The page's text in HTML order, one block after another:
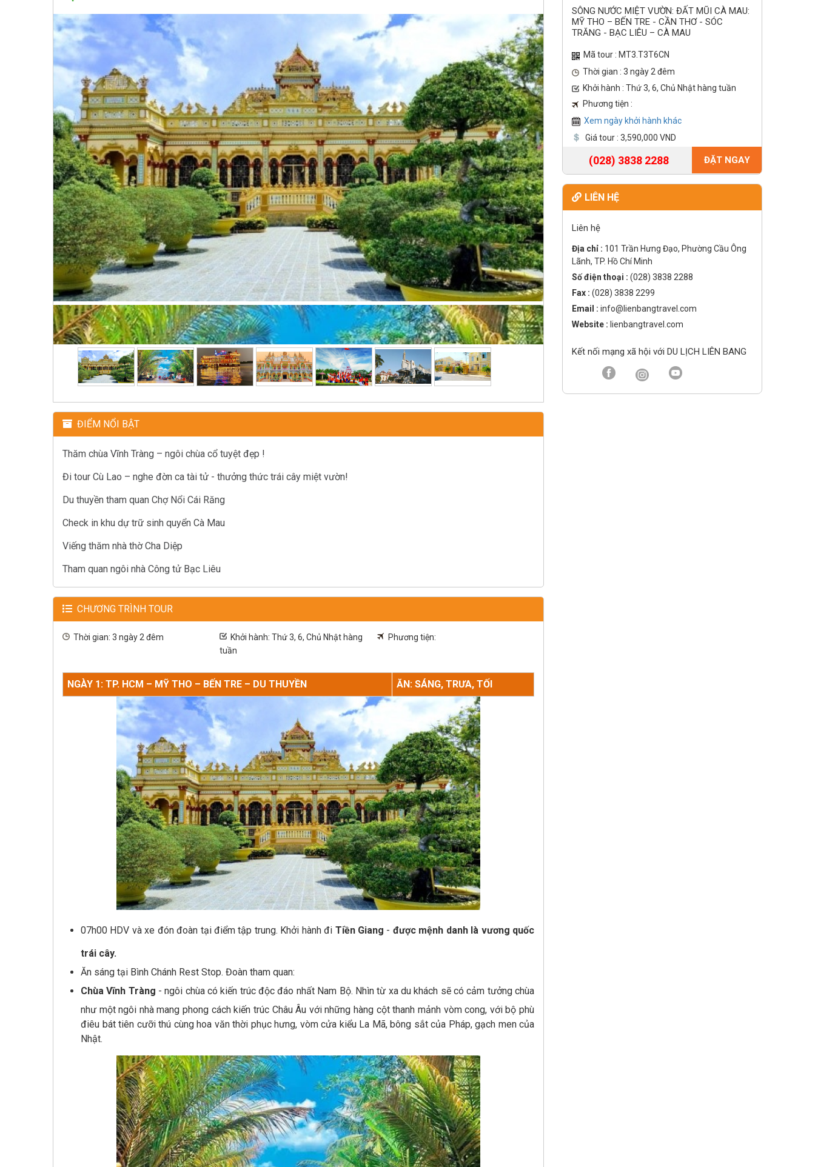
ĐIỂM NỔI BẬT
Thăm chùa Vĩnh Tràng – ngôi chùa cổ tuyệt đẹp !
Đi tour Cù Lao – nghe đờn ca tài tử - thưởng thức trái cây miệt vườn!
Du thuyền tham quan Chợ Nổi Cái Răng
Check in khu dự trữ sinh quyển Cà Mau
Viếng thăm nhà thờ Cha Diệp
Tham quan ngôi nhà Công tử Bạc Liêu
CHƯƠNG TRÌNH TOUR
Thời gian: 3 ngày 2 đêm
Khởi hành: Thứ 3, 6, Chủ Nhật hàng
tuần
Phương tiện:
NGÀY 1: TP. HCM – MỸ THO – BẾN TRE – DU THUYỀN ĂN: SÁNG, TRƯA, TỐI
07h00 HDV và xe đón đoàn tại điểm tập trung. Khởi hành đi Tiền Giang - được mệnh danh là vương quốc
trái cây.
Ăn sáng tại Bình Chánh Rest Stop. Đoàn tham quan:
Chùa Vĩnh Tràng - ngôi chùa có kiến trúc độc đáo nhất Nam Bộ. Nhìn từ xa du khách sẽ có cảm tưởng chùa
như một ngôi nhà mang phong cách kiến trúc Châu Âu với những hàng cột thanh mảnh vòm cong, với bộ phù
điêu bát tiên cưỡi thú cùng hoa văn thời phục hưng, vòm cửa kiểu La Mã, bông sắt của Pháp, gạch men của
Nhật.
SÔNG NƯỚC MIỆT VƯỜN: ĐẤT MŨI CÀ MAU:
MỸ THO – BẾN TRE - CẦN THƠ - SÓC
TRĂNG - BẠC LIÊU – CÀ MAU
Mã tour : MT3.T3T6CN
Thời gian : 3 ngày 2 đêm
Khởi hành : Thứ 3, 6, Chủ Nhật hàng tuần
Phương tiện :
Xem ngày khởi hành khác
Giá tour : 3,590,000 VND
(028) 3838 2288 ĐẶT NGAY
LIÊN HỆ
Liên hệ
Địa chỉ : 101 Trần Hưng Đạo, Phường Cầu Ông
Lãnh, TP. Hồ Chí Minh
Số điện thoại : (028) 3838 2288
Fax : (028) 3838 2299
Email : info@lienbangtravel.com
Website : lienbangtravel.com
Kết nối mạng xã hội với DU LỊCH LIÊN BANG